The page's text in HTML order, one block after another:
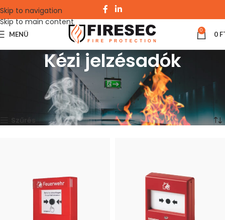
Skip to navigation
Skip to main content
MENÜ 0 0
Kézi jelzésadók
Tűzjelző rendszerek Címezhető Kézi jelzésadók
13–15 termék, összesen 15 db